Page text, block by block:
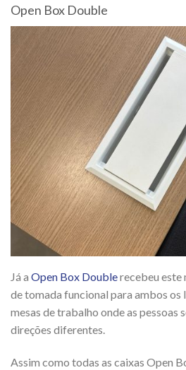
Open Box Double
Já a Open Box Doublerecebeu este
de tomada funcional para ambos os
mesas de trabalho onde as pessoas
direções diferentes.
Assim como todas as caixas Open